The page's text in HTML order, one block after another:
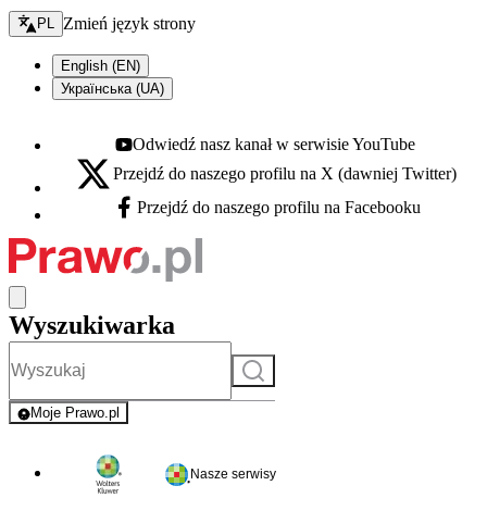
Zmień język - bieżący:
PL Zmień język strony
English (EN)
Українська (UA)
Youtube - otwiera się w nowej karcie
Odwiedź nasz kanał w serwisie YouTube
X - otwiera się w nowej karcie
Przejdź do naszego profilu na X (dawniej Twitter)
Facebook - otwiera się w nowej karcie
Przejdź do naszego profilu na Facebooku
Wyszukiwarka
Szukaj
Moje Prawo.pl
- rejestracja i logowanie do serwisu
Nasze serwisy